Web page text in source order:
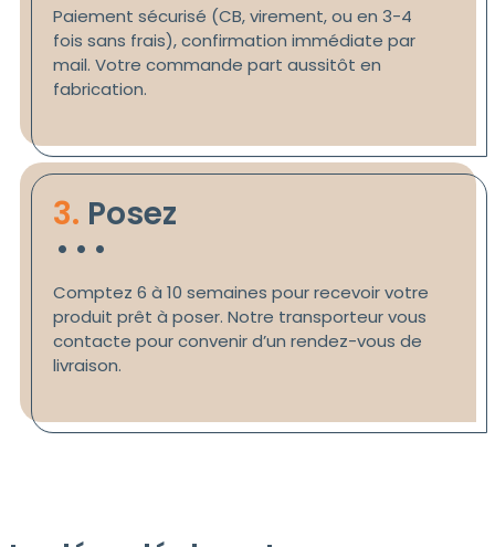
Paiement sécurisé (CB, virement, ou en 3-4
fois sans frais), confirmation immédiate par
mail. Votre commande part aussitôt en
fabrication.
3. Posez
...
Comptez 6 à 10 semaines pour recevoir votre
produit prêt à poser. Notre transporteur vous
contacte pour convenir d’un rendez-vous de
livraison.